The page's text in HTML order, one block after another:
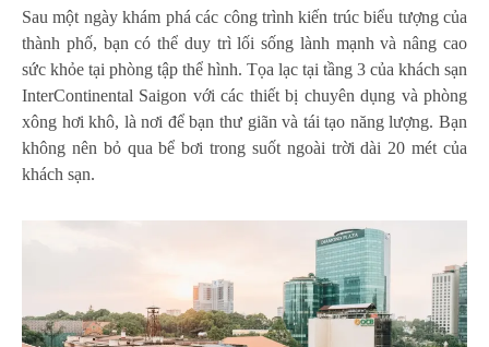
Sau một ngày khám phá các công trình kiến trúc biểu tượng của
thành phố, bạn có thể duy trì lối sống lành mạnh và nâng cao
sức khỏe tại phòng tập thể hình. Tọa lạc tại tầng 3 của khách sạn
InterContinental Saigon với các thiết bị chuyên dụng và phòng
xông hơi khô, là nơi để bạn thư giãn và tái tạo năng lượng. Bạn
không nên bỏ qua bể bơi trong suốt ngoài trời dài 20 mét của
khách sạn.